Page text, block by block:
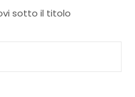
sotto il titolo